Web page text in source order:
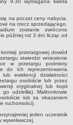
9.30 wymagana kwota
na poczet ceny nabycia,
na rzecz sprzedającego.
zostanie zwrócone
później niż 3 dni licząc od
przetargowej dowód
stwierdzi wniesienie
w przetargu podmioty
do ich reprezentowania
ewidencji działalności
osobiście lub przez
oryginalnej lub kopii
udzieliła). Małżonkowie
lub za okazaniem
ruchomości).
jeden uczestnik